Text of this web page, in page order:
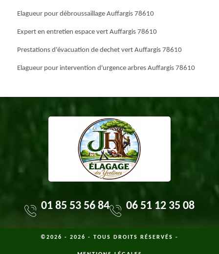
Elagueur pour débroussaillage Auffargis 78610
Expert en entretien espace vert Auffargis 78610
Prestations d'évacuation de dechet vert Auffargis 78610
Elagueur pour intervention d'urgence arbres Auffargis 78610
01 85 53 56 84 06 51 12 35 08
©2026 - 2026 - TOUS DROITS RÉSERVÉS -